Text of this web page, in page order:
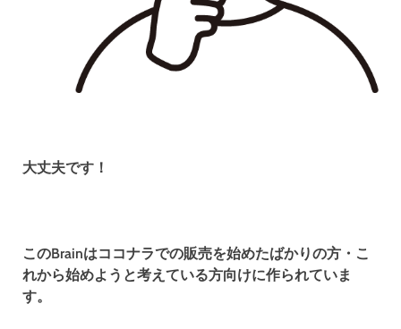
大丈夫です！
このBrainはココナラでの販売を始めたばかりの方・こ
れから始めようと考えている方向けに作られていま
す。